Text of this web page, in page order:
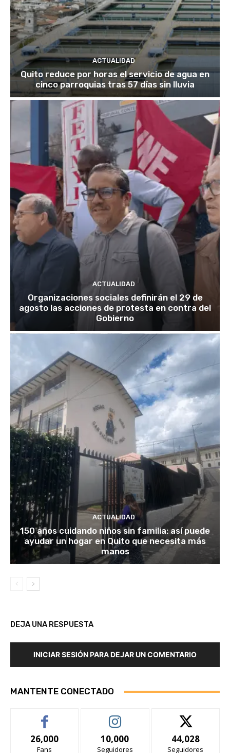
ACTUALIDAD
Quito reduce por horas el servicio de agua en
cinco parroquias tras 57 días sin lluvia
ACTUALIDAD
Organizaciones sociales definirán el 29 de
agosto las acciones de protesta en contra del
Gobierno
ACTUALIDAD
150 años cuidando niños sin familia: así puede
ayudar un hogar en Quito que necesita más
manos
DEJA UNA RESPUESTA
INICIAR SESIÓN PARA DEJAR UN COMENTARIO
MANTENTE CONECTADO
26,000
Fans
10,000
Seguidores
44,028
Seguidores